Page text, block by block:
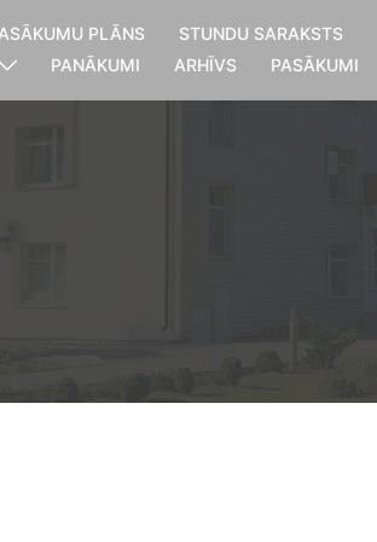
PLĀNS STUNDU SARAKSTS
PANĀKUMI ARHĪVS PASĀKUMI